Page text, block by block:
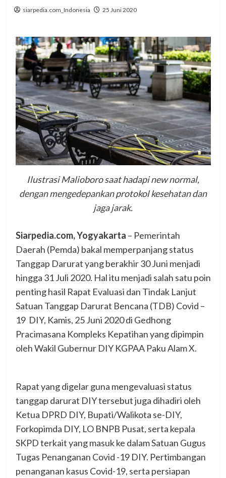
siarpedia.com_Indonesia 25 Juni 2020
Ilustrasi Malioboro saat hadapi new normal,
dengan mengedepankan protokol kesehatan dan
jaga jarak.
Siarpedia.com, Yogyakarta – Pemerintah
Daerah (Pemda) bakal memperpanjang status
Tanggap Darurat yang berakhir 30 Juni menjadi
hingga 31 Juli 2020. Hal itu menjadi salah satu poin
penting hasil Rapat Evaluasi dan Tindak Lanjut
Satuan Tanggap Darurat Bencana (TDB) Covid –
19 DIY, Kamis, 25 Juni 2020 di Gedhong
Pracimasana Kompleks Kepatihan yang dipimpin
oleh Wakil Gubernur DIY KGPAA Paku Alam X.
Rapat yang digelar guna mengevaluasi status
tanggap darurat DIY tersebut juga dihadiri oleh
Ketua DPRD DIY, Bupati/Walikota se-DIY,
Forkopimda DIY, LO BNPB Pusat, serta kepala
SKPD terkait yang masuk ke dalam Satuan Gugus
Tugas Penanganan Covid -19 DIY. Pertimbangan
penanganan kasus Covid-19, serta persiapan